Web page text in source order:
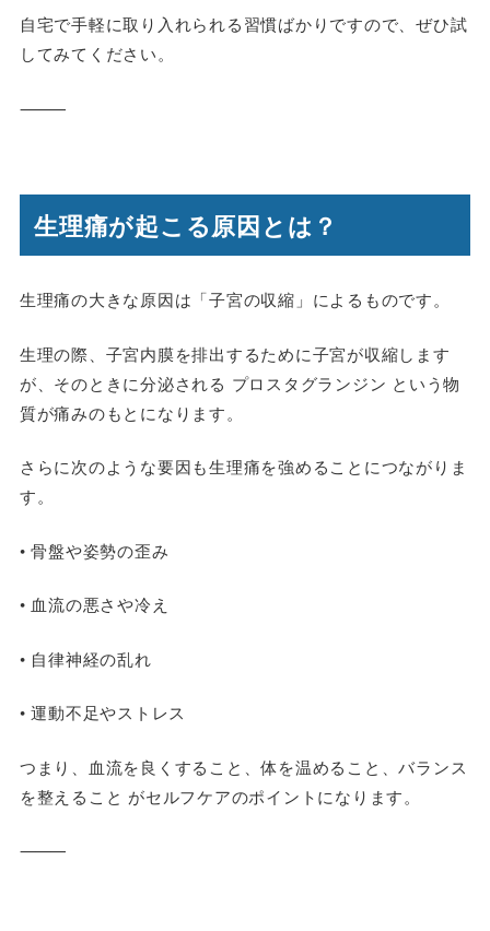
自宅で手軽に取り入れられる習慣ばかりですので、ぜひ試
してみてください。
⸻
生理痛が起こる原因とは？
生理痛の大きな原因は「子宮の収縮」によるものです。
生理の際、子宮内膜を排出するために子宮が収縮します
が、そのときに分泌される プロスタグランジン という物
質が痛みのもとになります。
さらに次のような要因も生理痛を強めることにつながりま
す。
• 骨盤や姿勢の歪み
• 血流の悪さや冷え
• 自律神経の乱れ
• 運動不足やストレス
つまり、血流を良くすること、体を温めること、バランス
を整えること がセルフケアのポイントになります。
⸻